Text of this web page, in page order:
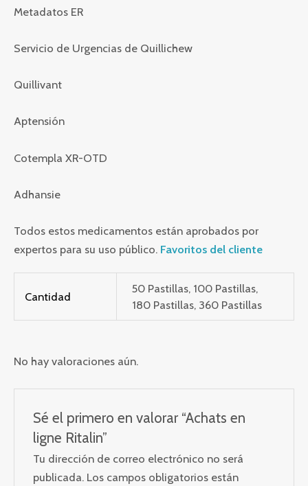
Metadatos ER
Servicio de Urgencias de Quillichew
Quillivant
Aptensión
Cotempla XR-OTD
Adhansie
Todos estos medicamentos están aprobados por
expertos para su uso público. Favoritos del cliente
Cantidad
50 Pastillas, 100 Pastillas,
180 Pastillas, 360 Pastillas
No hay valoraciones aún.
Sé el primero en valorar “Achats en
ligne Ritalin”
Tu dirección de correo electrónico no será
publicada. Los campos obligatorios están